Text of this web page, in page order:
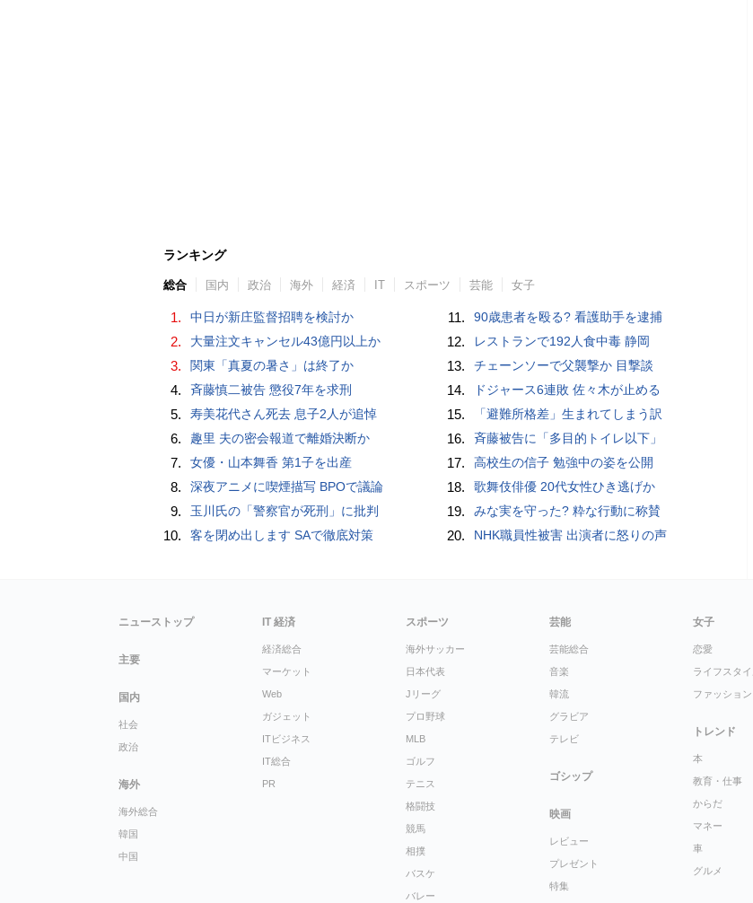
ランキング
総合 国内 政治 海外 経済 IT スポーツ 芸能 女子
1. 中日が新庄監督招聘を検討か
2. 大量注文キャンセル43億円以上か
3. 関東「真夏の暑さ」は終了か
4. 斉藤慎二被告 懲役7年を求刑
5. 寿美花代さん死去 息子2人が追悼
6. 趣里 夫の密会報道で離婚決断か
7. 女優・山本舞香 第1子を出産
8. 深夜アニメに喫煙描写 BPOで議論
9. 玉川氏の「警察官が死刑」に批判
10. 客を閉め出します SAで徹底対策
11. 90歳患者を殴る? 看護助手を逮捕
12. レストランで192人食中毒 静岡
13. チェーンソーで父襲撃か 目撃談
14. ドジャース6連敗 佐々木が止める
15. 「避難所格差」生まれてしまう訳
16. 斉藤被告に「多目的トイレ以下」
17. 高校生の信子 勉強中の姿を公開
18. 歌舞伎俳優 20代女性ひき逃げか
19. みな実を守った? 粋な行動に称賛
20. NHK職員性被害 出演者に怒りの声
ニューストップ
主要
国内
社会
政治
海外
海外総合
韓国
中国
IT 経済
経済総合
マーケット
Web
ガジェット
ITビジネス
IT総合
PR
スポーツ
海外サッカー
日本代表
Jリーグ
プロ野球
MLB
ゴルフ
テニス
格闘技
競馬
相撲
バスケ
バレー
芸能
芸能総合
音楽
韓流
グラビア
テレビ
ゴシップ
映画
レビュー
プレゼント
特集
女子
恋愛
ライフスタ
ファッション
トレンド
本
教育・仕事
からだ
マネー
車
グルメ